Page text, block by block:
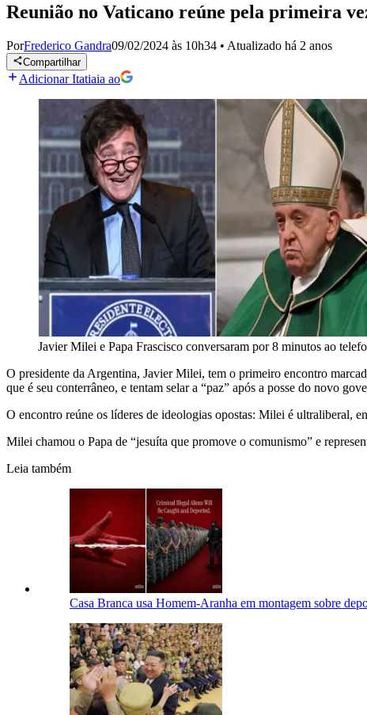
Reunião no Vaticano reúne pela primeira
PorFrederico Gandra09/02/2024 às 10h34 • Atualizado há 2 anos
Compartilhar
Adicionar Itatiaia ao
Javier Milei e Papa Frascisco conversaram por 8 minutos ao
O presidente da Argentina, Javier Milei, tem o primeiro encontro
que é seu conterrâneo, e tentam selar a “paz” após a posse do novo
O encontro reúne os líderes de ideologias opostas: Milei é ultraliberal,
Milei chamou o Papa de “jesuíta que promove o comunismo” e
Leia também
Casa Branca usa Homem-Aranha em montagem sobre